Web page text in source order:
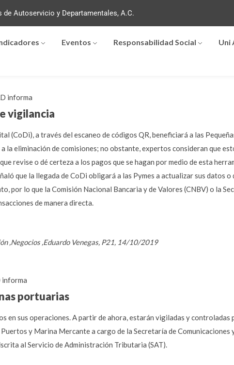
Autoservicio y Departamentales, A.C.
Eventos Responsabilidad Social Uni
informa
vigilancia
(CoDi), a través del escaneo de códigos QR, beneficiará a las
la eliminación de comisiones; no obstante, expertos consideran que
revise o dé certeza a los pagos que se hagan por medio de esta
que la llegada de CoDi obligará a las Pymes a actualizar sus datos o
por lo que la Comisión Nacional Bancaria y de Valores (CNBV) o la
de manera directa.
,Negocios ,Eduardo Venegas, P21, 14/10/2019
informa
portuarias
en sus operaciones. A partir de ahora, estarán vigiladas y controladas
y Marina Mercante a cargo de la Secretaría de Comunicaciones
al Servicio de Administración Tributaria (SAT).